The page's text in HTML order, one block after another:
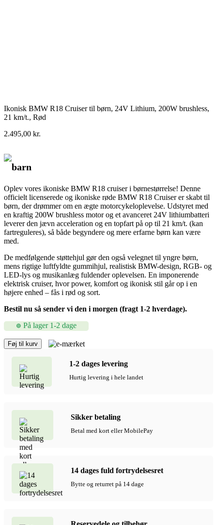
Ikonisk BMW R18 Cruiser til børn, 24V Lithium, 200W brushless,
21 km/t., Rød
2.495,00 kr.
barn
Oplev vores ikoniske BMW R18 cruiser i børnestørrelse! Denne
officielt licenserede og ikoniske røde BMW R18 Cruiser er skabt til
børn, der drømmer om en ægte motorcykeloplevelse. Udstyret med
en kraftig 200W brushless motor og et avanceret 24V lithiumbatteri
leverer den jævn acceleration og en topfart på op til 21 km/t. (kan
fartreguleres), så både begyndere og mere erfarne børn kan være
med.
De medfølgende støttehjul gør den også velegnet til yngre børn,
mens rigtige luftfyldte gummihjul, realistisk BMW-design, RGB- og
LED-lys og musikanlæg fuldender oplevelsen. En imponerende
elektrisk cruiser, hvor power, komfort og ikonisk stil går op i en
højere enhed – fås i rød og sort.
Bestil nu så sender vi den i morgen (fragt 1-2 hverdage).
På lager 1-2 dage
Ikonisk
BMW
R18
Cruiser
børn,
200W
brushless,
km/t.,
Føj til kurv
1-2 dages levering
Hurtig levering i hele landet
Sikker betaling
Betal med kort eller MobilePay
14 dages fuld fortrydelsesret
Bytte og returret på 14 dage